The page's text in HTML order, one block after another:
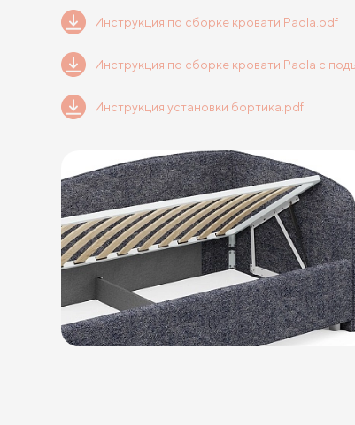
Инструкция по сборке кровати Paola.pdf
Инструкция по сборке кровати Paola с
Инструкция установки бортика.pdf